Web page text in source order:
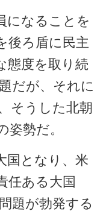
になることを
後ろ盾に民主
態度を取り続
だが、それに
そうした北朝
姿勢だ。
国となり、米
任ある大国
題が勃発する